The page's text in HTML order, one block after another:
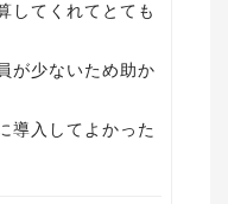
してくれてとても
が少ないため助か
導入してよかった